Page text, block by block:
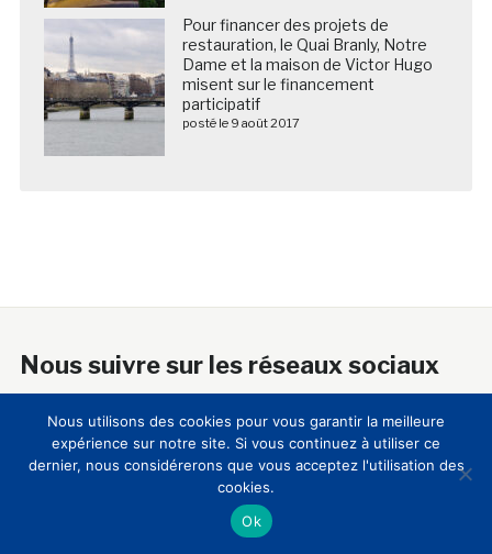
Pour financer des projets de
restauration, le Quai Branly, Notre
Dame et la maison de Victor Hugo
misent sur le financement
participatif
posté le 9 août 2017
Nous suivre sur les réseaux sociaux
Nous utilisons des cookies pour vous garantir la meilleure
expérience sur notre site. Si vous continuez à utiliser ce
dernier, nous considérerons que vous acceptez l'utilisation des
cookies.
Ok